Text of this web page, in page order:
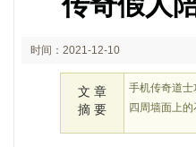
时间：2021-12-10
文 章
摘 要
手机传奇道
四周墙面上